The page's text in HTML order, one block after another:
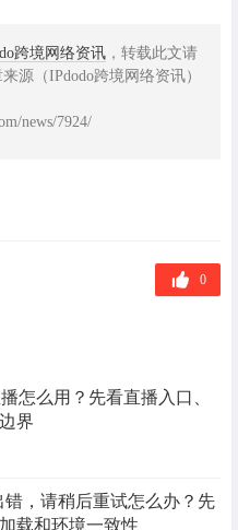
跨境网络资讯 ，转载此文请
源（IPdodo跨境网络资讯）
news/7924/
0
怎么用？先看直播入口、
界
错，请稍后重试怎么办？先
载和环境一致性